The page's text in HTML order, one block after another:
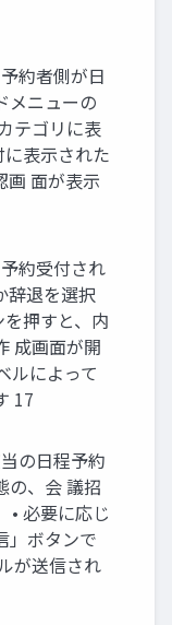
約者側が日
メニューの
テゴリに表
に表示された
画 面が表示
約受付され
辞退を選択
押すと、内
成画面が開
ルによって
17
の日程予約
の、会 議招
• 必要に応じ
」ボタンで
が送信され